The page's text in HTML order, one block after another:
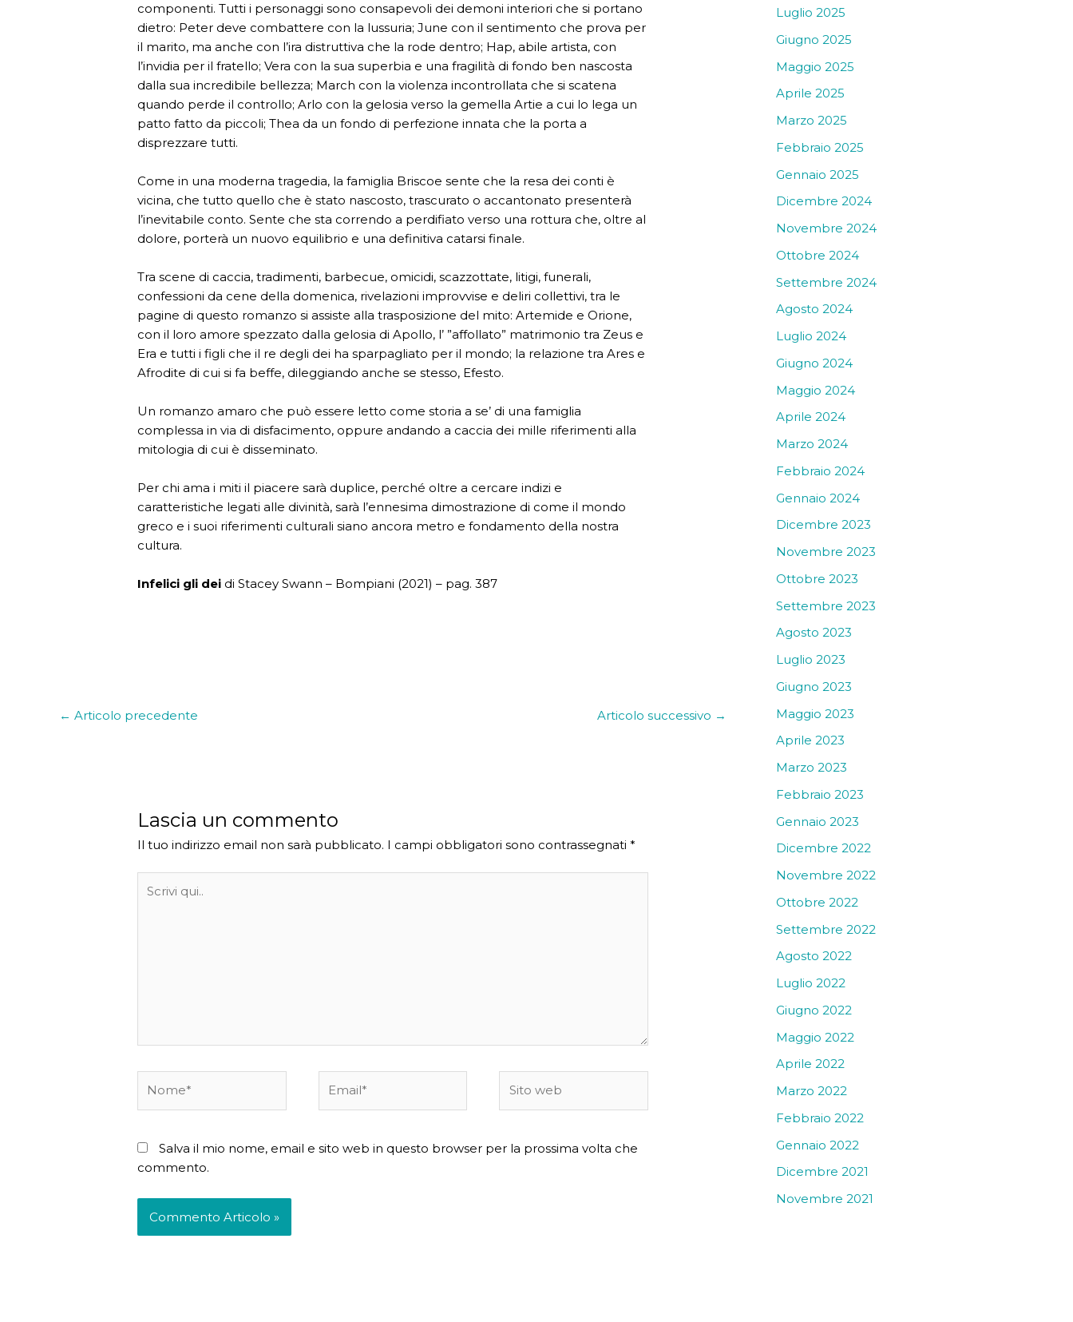
componenti. Tutti i personaggi sono consapevoli dei demoni interiori che si portano
dietro: Peter deve combattere con la lussuria; June con il sentimento che prova per
il marito, ma anche con l’ira distruttiva che la rode dentro; Hap, abile artista, con
l’invidia per il fratello; Vera con la sua superbia e una fragilità di fondo ben nascosta
dalla sua incredibile bellezza; March con la violenza incontrollata che si scatena
quando perde il controllo; Arlo con la gelosia verso la gemella Artie a cui lo lega un
patto fatto da piccoli; Thea da un fondo di perfezione innata che la porta a
disprezzare tutti.
Come in una moderna tragedia, la famiglia Briscoe sente che la resa dei conti è
vicina, che tutto quello che è stato nascosto, trascurato o accantonato presenterà
l’inevitabile conto. Sente che sta correndo a perdifiato verso una rottura che, oltre al
dolore, porterà un nuovo equilibrio e una definitiva catarsi finale.
Tra scene di caccia, tradimenti, barbecue, omicidi, scazzottate, litigi, funerali,
confessioni da cene della domenica, rivelazioni improvvise e deliri collettivi, tra le
pagine di questo romanzo si assiste alla trasposizione del mito: Artemide e Orione,
con il loro amore spezzato dalla gelosia di Apollo, l’ ”affollato” matrimonio tra Zeus e
Era e tutti i figli che il re degli dei ha sparpagliato per il mondo; la relazione tra Ares e
Afrodite di cui si fa beffe, dileggiando anche se stesso, Efesto.
Un romanzo amaro che può essere letto come storia a se’ di una famiglia
complessa in via di disfacimento, oppure andando a caccia dei mille riferimenti alla
mitologia di cui è disseminato.
Per chi ama i miti il piacere sarà duplice, perché oltre a cercare indizi e
caratteristiche legati alle divinità, sarà l’ennesima dimostrazione di come il mondo
greco e i suoi riferimenti culturali siano ancora metro e fondamento della nostra
cultura.
Infelici gli dei di Stacey Swann – Bompiani (2021) – pag. 387
← Articolo precedente Articolo successivo →
Lascia un commento
Il tuo indirizzo email non sarà pubblicato. I campi obbligatori sono contrassegnati*
qui..
web
Salva il mio nome, email e sito web in questo browser per la prossima volta che
commento.
Luglio 2025
Giugno 2025
Maggio 2025
Aprile 2025
Marzo 2025
Febbraio 2025
Gennaio 2025
Dicembre 2024
Novembre 2024
Ottobre 2024
Settembre 2024
Agosto 2024
Luglio 2024
Giugno 2024
Maggio 2024
Aprile 2024
Marzo 2024
Febbraio 2024
Gennaio 2024
Dicembre 2023
Novembre 2023
Ottobre 2023
Settembre 2023
Agosto 2023
Luglio 2023
Giugno 2023
Maggio 2023
Aprile 2023
Marzo 2023
Febbraio 2023
Gennaio 2023
Dicembre 2022
Novembre 2022
Ottobre 2022
Settembre 2022
Agosto 2022
Luglio 2022
Giugno 2022
Maggio 2022
Aprile 2022
Marzo 2022
Febbraio 2022
Gennaio 2022
Dicembre 2021
Novembre 2021